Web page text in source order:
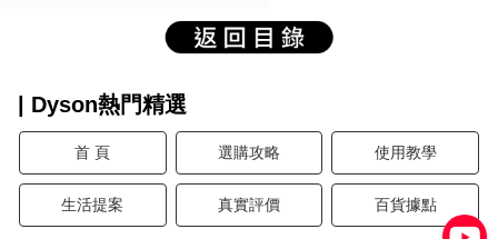
| Dyson熱門精選
首 頁 選購攻略 使用教學
生活提案 真實評價 百貨據點